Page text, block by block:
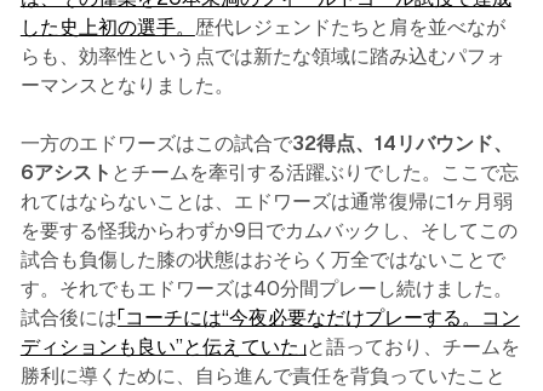
した史上初の選手。 歴代レジェンドたちと肩を並べなが
らも、効率性という点では新たな領域に踏み込むパフォ
ーマンスとなりました。
一方のエドワーズはこの試合で32得点、14リバウンド、
6アシスト とチームを牽引する活躍ぶりでした。ここで忘
れてはならないことは、エドワーズは通常復帰に1ヶ月弱
を要する怪我からわずか9日でカムバックし、そしてこの
試合も負傷した膝の状態はおそらく万全ではないことで
す。それでもエドワーズは40分間プレーし続けました。
試合後には「コーチには“今夜必要なだけプレーする。コン
ディションも良い”と伝えていた」と語っており、チームを
勝利に導くために、自ら進んで責任を背負っていたこと